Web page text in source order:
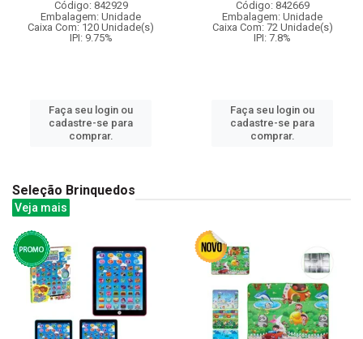
Código: 842929
Embalagem: Unidade
Caixa Com: 120 Unidade(s)
IPI: 9.75%
Faça seu login ou
cadastre-se para
comprar.
Código: 842669
Embalagem: Unidade
Caixa Com: 72 Unidade(s)
IPI: 7.8%
Faça seu login ou
cadastre-se para
comprar.
Seleção Brinquedos
Veja mais